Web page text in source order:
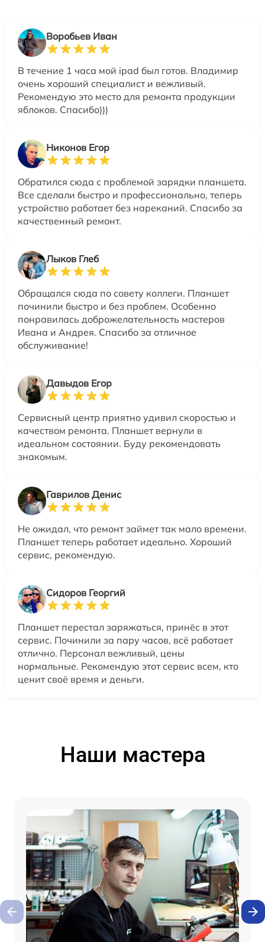
Воробьев Иван
В течение 1 часа мой ipad был готов. Владимир
очень хороший специалист и вежливый.
Рекомендую это место для ремонта продукции
яблоков. Спасибо)))
Никонов Егор
Обратился сюда с проблемой зарядки планшета.
Все сделали быстро и профессионально, теперь
устройство работает без нареканий. Спасибо за
качественный ремонт.
Лыков Глеб
Обращался сюда по совету коллеги. Планшет
починили быстро и без проблем. Особенно
понравилась доброжелательность мастеров
Ивана и Андрея. Спасибо за отличное
обслуживание!
Давыдов Егор
Сервисный центр приятно удивил скоростью и
качеством ремонта. Планшет вернули в
идеальном состоянии. Буду рекомендовать
знакомым.
Гаврилов Денис
Не ожидал, что ремонт займет так мало времени.
Планшет теперь работает идеально. Хороший
сервис, рекомендую.
Сидоров Георгий
Планшет перестал заряжаться, принёс в этот
сервис. Починили за пару часов, всё работает
отлично. Персонал вежливый, цены
нормальные. Рекомендую этот сервис всем, кто
ценит своё время и деньги.
Наши мастера